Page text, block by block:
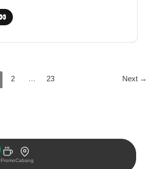
2 … 23 Next →
PromoCabang